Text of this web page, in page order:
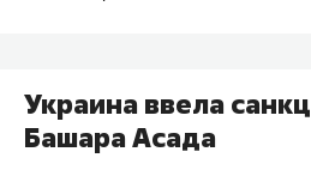
Украина ввела
Башара Асада